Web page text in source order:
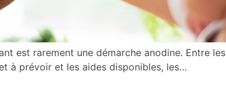
est rarement une démarche anodine. Entre les
à prévoir et les aides disponibles, les…